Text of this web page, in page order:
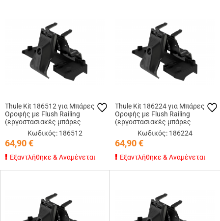
Thule Kit 186512 για Μπάρες
Οροφής με Flush Railing
(εργοστασιακές μπάρες
εφαπτόμενες στην οροφή)
Κωδικός: 186512
64,90€
Εξαντλήθηκε & Αναμένεται
Thule Kit 186224 για Μπάρες
Οροφής με Flush Railing
(εργοστασιακές μπάρες
εφαπτόμενες στην οροφή)
Κωδικός: 186224
64,90€
Εξαντλήθηκε & Αναμένεται